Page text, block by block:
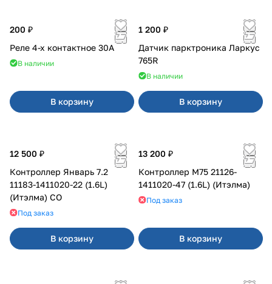
200 ₽
Реле 4-х контактное 30А
В наличии
В корзину
1 200 ₽
Датчик парктроника Ларкус
765R
В наличии
В корзину
12 500 ₽
Контроллер Январь 7.2
11183-1411020-22 (1.6L)
(Итэлма) СО
Под заказ
В корзину
13 200 ₽
Контроллер М75 21126-
1411020-47 (1.6L) (Итэлма)
Под заказ
В корзину